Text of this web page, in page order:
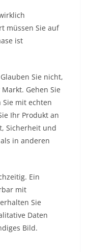
müssen Sie auf
ist
Sie nicht,
Gehen Sie
Sie mit echten
Ihr Produkt an
Sicherheit und
in anderen
Ein
mit
Sie
Daten
Bild.